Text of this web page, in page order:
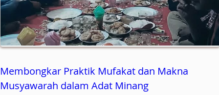
Membongkar Praktik Mufakat dan Makna
Musyawarah dalam Adat Minang